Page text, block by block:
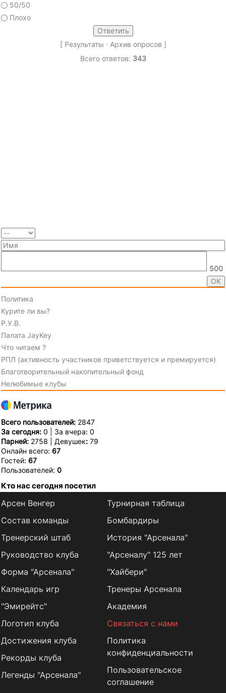
50/50
Плохо
[ Результаты · Архив опросов ]
Всего ответов: 343
500
Политика
Курите ли вы?
Р.У.В.
Палата JayKey
Что читаем ?
РПЛ (активность участников приветствуется и премируется)
Благотворительный накопительный фонд
Нелюбимые клубы
Всего пользователей: 2847
За сегодня: 0 | За вчера: 0
Парней: 2758 | Девушек: 79
Онлайн всего: 67
Гостей: 67
Пользователей: 0
Кто нас сегодня посетил
Арсен Венгер
Состав команды
Тренерский штаб
Руководство клуба
Форма "Арсенала"
Календарь игр
Турнирная таблица
Бомбардиры
История "Арсенала"
"Арсеналу" 125 лет
"Хайбери"
Тренеры Арсенала
"Эмирейтс"
Логотип клуба
Достижения клуба
Рекорды клуба
Легенды "Арсенала"
Академия
Связаться с нами
Политика
конфиденциальности
Пользовательское
соглашение